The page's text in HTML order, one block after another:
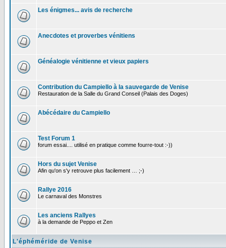
Les énigmes... avis de recherche
Anecdotes et proverbes vénitiens
Généalogie vénitienne et vieux papiers
Contribution du Campiello à la sauvegarde de Venise
Restauration de la Salle du Grand Conseil (Palais des Doges)
Abécédaire du Campiello
Test Forum 1
forum essai.... utilisé en pratique comme fourre-tout :-))
Hors du sujet Venise
Afin qu'on s'y retrouve plus facilement … ;-)
Rallye 2016
Le carnaval des Monstres
Les anciens Rallyes
à la demande de Peppo et Zen
L'éphéméride de Venise